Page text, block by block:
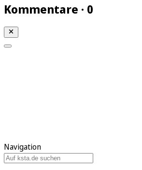
Kommentare · 0
Navigation